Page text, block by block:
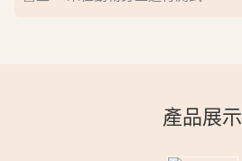
產品展示